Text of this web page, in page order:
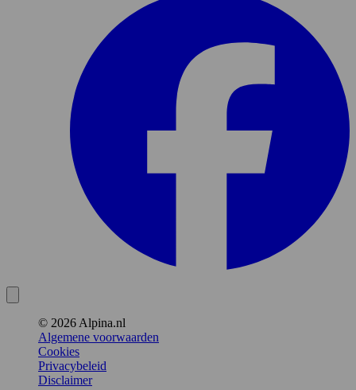
© 2026 Alpina.nl
Algemene voorwaarden
Cookies
Privacybeleid
Disclaimer